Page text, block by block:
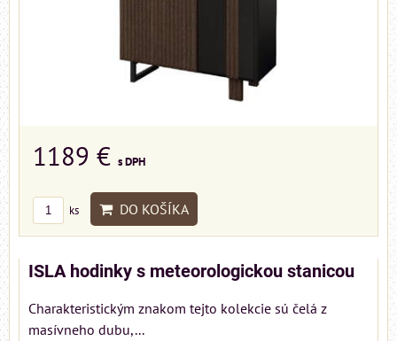
1189 € s DPH
ks DO KOŠÍKA
ISLA hodinky s meteorologickou stanicou
Charakteristickým znakom tejto kolekcie sú čelá z
masívneho dubu,...